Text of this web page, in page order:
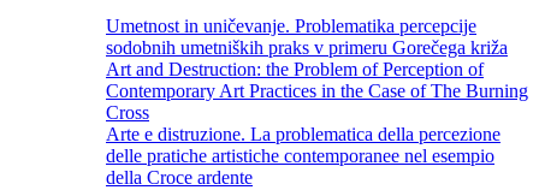
Umetnost in uničevanje. Problematika percepcije
sodobnih umetniških praks v primeru Gorečega križa
Art and Destruction: the Problem of Perception of
Contemporary Art Practices in the Case of The Burning
Cross
Arte e distruzione. La problematica della percezione
delle pratiche artistiche contemporanee nel esempio
della Croce ardente